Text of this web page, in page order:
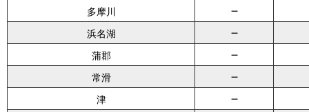
多摩川 －
浜名湖 －
蒲郡 －
常滑 －
津 －